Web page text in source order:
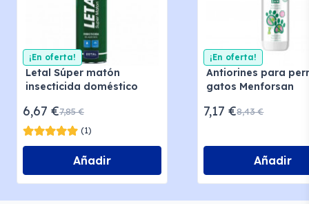
¡En oferta!
Letal Súper matón
insecticida doméstico
6,67 €7,85 €
(1)
Añadir
¡En oferta!
Antiorines para
gatos Menforsan
7,17 €8,43 €
Añadir